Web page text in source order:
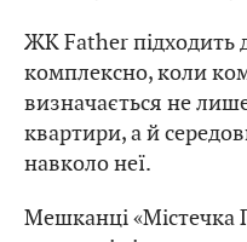
ЖК Father підходить
комплексно, коли
визначається не
квартири, а й
навколо неї.
Мешканці «Містечка